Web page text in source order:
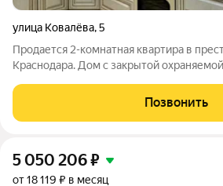
улица Ковалёва,5
Продается 2-комнатная квартира в
Краснодара. Дом с закрытой
светлая, уютная. С евроремонтом.
ведущих известных производителей,
Позвонить
5 050 206₽
от 18 119 ₽ в месяц